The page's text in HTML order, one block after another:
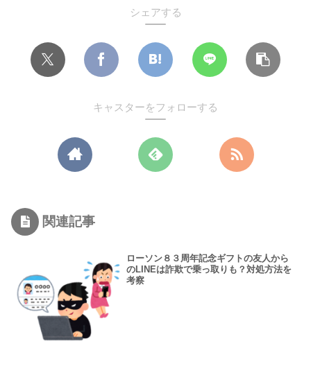
シェアする
キャスターをフォローする
関連記事
ローソン８３周年記念ギフトの友人から
のLINEは詐欺で乗っ取りも？対処方法を
考察